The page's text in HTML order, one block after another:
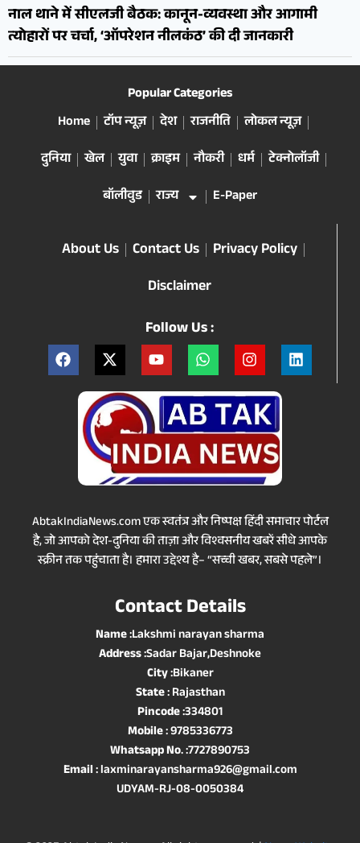
नाल थाने में सीएलजी बैठक: कानून-व्यवस्था और आगामी
त्योहारों पर चर्चा, ‘ऑपरेशन नीलकंठ’ की दी जानकारी
Popular Categories
Home
टॉप न्यूज़ देश राजनीति
लोकल न्यूज़
दुनिया
खेल युवा क्राइम नौकरी धर्म
टेक्नोलॉजी
बॉलीवुड
राज्य E-Paper
About Us Contact Us
Privacy Policy
Disclaimer
Follow Us :
AbtakIndiaNews.com एक स्वतंत्र और निष्पक्ष हिंदी समाचार पोर्टल
है, जो आपको देश-दुनिया की ताज़ा और विश्वसनीय खबरें सीधे आपके
स्क्रीन तक पहुंचाता है। हमारा उद्देश्य है– “सच्ची खबर, सबसे पहले”।
Contact Details
Name:Lakshmi narayan sharma
Address:Sadar Bajar,Deshnoke
City:Bikaner
State: Rajasthan
Pincode:334801
Mobile: 9785336773
Whatsapp No. :7727890753
Email: laxminarayansharma926@gmail.com
UDYAM-RJ-08-0050384